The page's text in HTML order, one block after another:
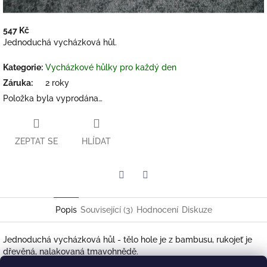
547 Kč
Měrná
Jednoduchá vycházková hůl.
Kategorie: Vycházkové hůlky pro každý den
Záruka:
2 roky
Položka byla vyprodána…
ZEPTAT SE HLÍDAT
Popis Související (3) Hodnocení Diskuze
Jednoduchá vycházková hůl - tělo hole je z bambusu, rukojeť je
dřevěná, nalakovaná tmavohnědě.